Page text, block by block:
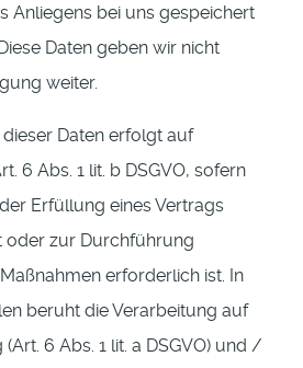
Anliegens bei uns gespeichert
Daten geben wir nicht
weiter.
Daten erfolgt auf
6 Abs. 1 lit. b DSGVO, sofern
Erfüllung eines Vertrags
oder zur Durchführung
erforderlich ist. In
beruht die Verarbeitung auf
6 Abs. 1 lit. a DSGVO) und /